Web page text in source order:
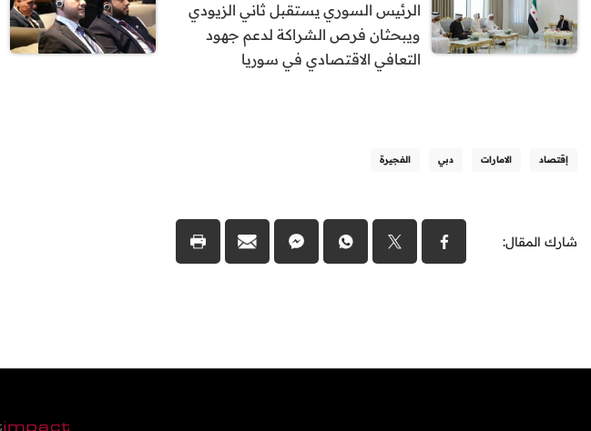
الرئيس السوري يستقبل ثاني الزيودي
ويبحثان فرص الشراكة لدعم جهود
التعافي الاقتصادي في سوريا
إقتصاد الامارات دبي الفجيرة
شارك المقال: